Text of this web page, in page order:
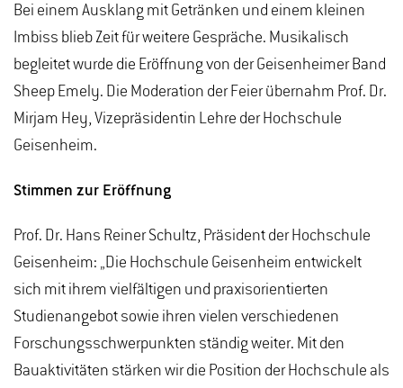
Bei einem Ausklang mit Getränken und einem kleinen
Imbiss blieb Zeit für weitere Gespräche. Musikalisch
begleitet wurde die Eröffnung von der Geisenheimer Band
Sheep Emely. Die Moderation der Feier übernahm Prof. Dr.
Mirjam Hey, Vizepräsidentin Lehre der Hochschule
Geisenheim.
Stimmen zur Eröffnung
Prof. Dr. Hans Reiner Schultz, Präsident der Hochschule
Geisenheim: „Die Hochschule Geisenheim entwickelt
sich mit ihrem vielfältigen und praxisorientierten
Studienangebot sowie ihren vielen verschiedenen
Forschungsschwerpunkten ständig weiter. Mit den
Bauaktivitäten stärken wir die Position der Hochschule als